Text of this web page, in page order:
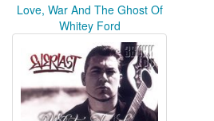
Love, War And The Ghost Of
Whitey Ford